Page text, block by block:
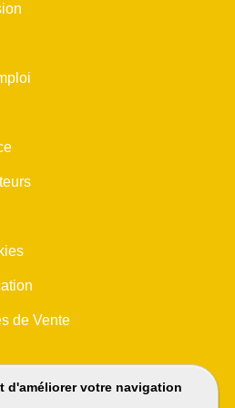
d'améliorer votre navigation
de Vente